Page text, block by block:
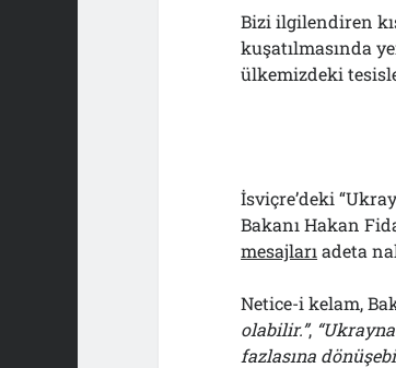
Bizi ilgilendiren
kuşatılmasında
ülkemizdeki
İsviçre’deki
Bakanı Hakan
mesajları adeta
Netice-i kelam,
olabilir.”,
fazlasına